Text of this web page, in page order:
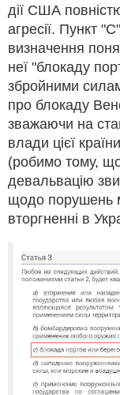
дії США
агресії. Пункт
визначення
неї "блокаду
збройними
про блокаду
зважаючи на
влади цієї
(робимо тому,
девальвацію
щодо порушень
вторгненні в